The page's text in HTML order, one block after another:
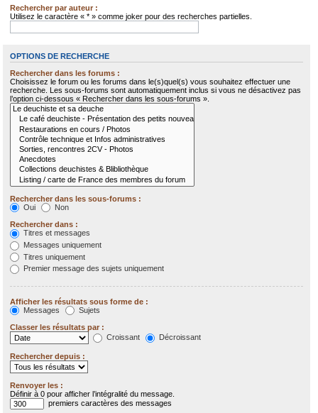
Rechercher par auteur :
Utilisez le caractère « * » comme joker pour des recherches partielles.
OPTIONS DE RECHERCHE
Rechercher dans les forums :
Choisissez le forum ou les forums dans le(s)quel(s) vous souhaitez effectuer une
recherche. Les sous-forums sont automatiquement inclus si vous ne désactivez pas
l’option ci-dessous « Rechercher dans les sous-forums ».
Rechercher dans les sous-forums :
Oui
Non
Rechercher dans :
Titres et messages
Messages uniquement
Titres uniquement
Premier message des sujets uniquement
Afficher les résultats sous forme de :
Messages
Sujets
Classer les résultats par :
Croissant
Décroissant
Rechercher depuis :
Renvoyer les :
Définir à 0 pour afficher l’intégralité du message.
premiers caractères des messages